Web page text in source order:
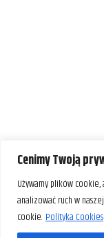
Cenimy Twoją
Używamy plików
analizować ruch w
cookie. Polityka Cookies